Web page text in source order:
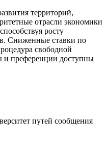
территорий,
отрасли экономики
росту
Сниженные ставки по
свободной
и преференции доступны
путей сообщения